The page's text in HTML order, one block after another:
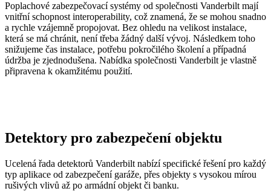
Poplachové zabezpečovací systémy od společnosti Vanderbilt mají
vnitřní schopnost interoperability, což znamená, že se mohou snadno
a rychle vzájemně propojovat. Bez ohledu na velikost instalace,
která se má chránit, není třeba žádný další vývoj. Následkem toho
snižujeme čas instalace, potřebu pokročilého školení a případná
údržba je zjednodušena. Nabídka společnosti Vanderbilt je vlastně
připravena k okamžitému použití.
Detektory pro zabezpečení objektu
Ucelená řada detektorů Vanderbilt nabízí specifické řešení pro každý
typ aplikace od zabezpečení garáže, přes objekty s vysokou mírou
rušivých vlivů až po armádní objekt či banku.